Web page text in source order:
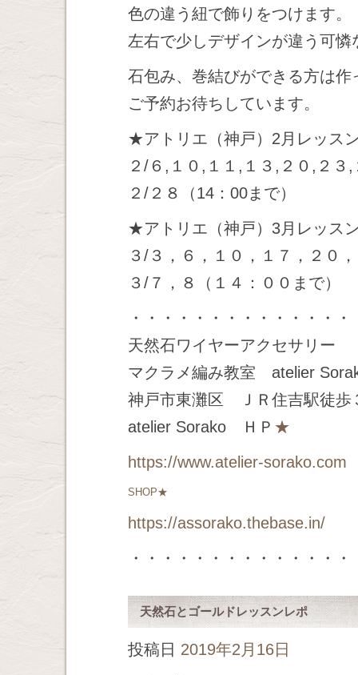
色の違う紐で飾りをつけます。
左右で少しデザインが違う可
石包み、巻結びができる方は作
ご予約お待ちしています。
★アトリエ（神戸）2月レッス
２/６,１０,１１,１３,２０,２３
２/２８（14：00まで）
★アトリエ（神戸）3月レッス
３/３，６，１０，１７，２０
３/７，８（１４：００まで）
・・・・・・・・・・・・・・
天然石ワイヤーアクセサリー
マクラメ編み教室 atelier
神戸市東灘区 ＪＲ住吉駅徒歩
atelier Sorako ＨＰ ★
https://www.atelier-sorako.com
SHOP★
https://assorako.thebase.in/
・・・・・・・・・・・・・・
天然石とゴールドレッスンレポ
投稿日 2019年2月16日